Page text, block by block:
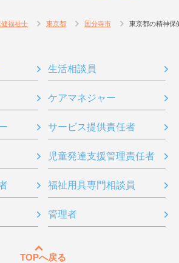
福祉士 東京都 国分寺市 東京都の精神保
生活相談員
ケアマネジャー
サービス提供責任者
児童発達支援管理責任者
福祉用具専門相談員
管理者
TOPへ戻る